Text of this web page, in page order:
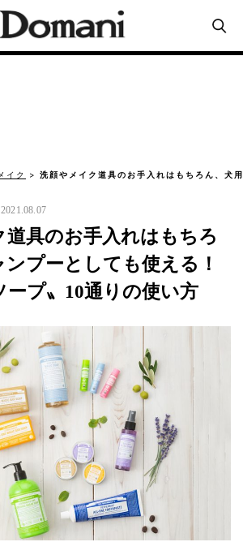
メイク 洗顔やメイク道具のお手入れはもちろん、犬
2021.08.07
道具のお手入れはもちろ
プーとしても使える！
ープ〟10通りの使い方